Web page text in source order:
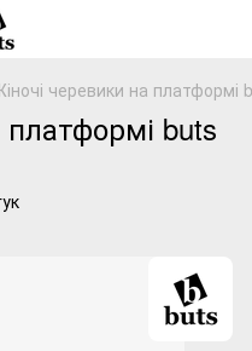
черевики на
buts